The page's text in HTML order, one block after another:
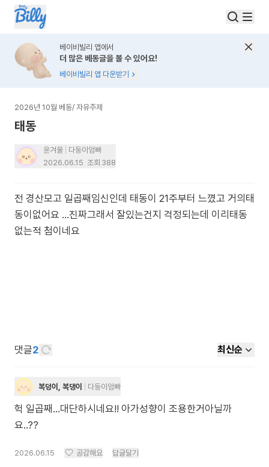
베이비빌리 앱에서
더 많은 베동글을 볼 수 있어요!
베이비빌리 앱 다운받기
2026년 10월 베동/ 자유주제
태동
윤겨울
다둥이엄빠
2026.06.15 조회 388
전 경산모고 일곱째임신인데 태동이 21주부터 느꼈고 거의태
동이없어요 ...진짜그래서 잘있는건지 걱정되는데 이리태동
없는적 첨이네요
댓글2 최신순
복덩이, 복댕이 다둥이엄빠
헉 일곱째...대단하시네요!! 아가성향이 조용한거아닐까
요..??
2026.06.15 공감해요 답글달기